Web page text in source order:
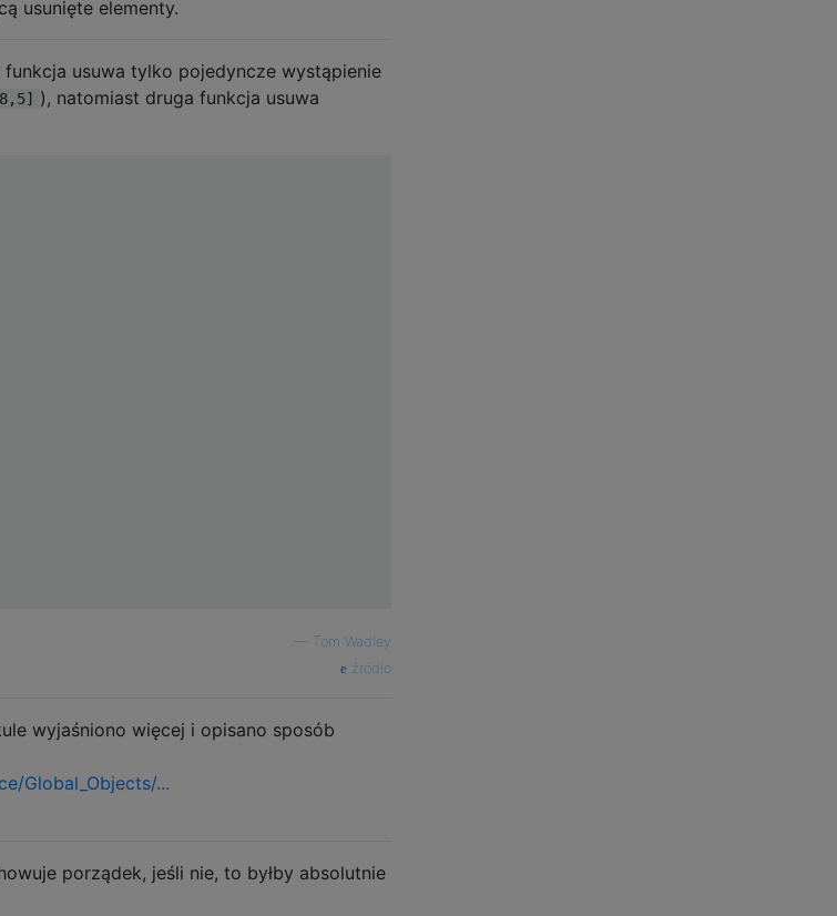
usunięte elementy.
usuwa tylko pojedyncze wystąpienie
), natomiast druga funkcja usuwa
Tom Wadley
źródło
wyjaśniono więcej i opisano sposób
Global_Objects/...
porządek, jeśli nie, to byłby absolutnie